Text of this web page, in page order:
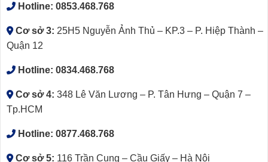
Hotline: 0853.468.768
Cơ sở 3: 25H5 Nguyễn Ảnh Thủ – KP.3 – P. Hiệp Thành –
Quận 12
Hotline: 0834.468.768
Cơ sở 4: 348 Lê Văn Lương – P. Tân Hưng – Quận 7 –
Tp.HCM
Hotline: 0877.468.768
Cơ sở 5: 116 Trần Cung – Cầu Giấy – Hà Nội